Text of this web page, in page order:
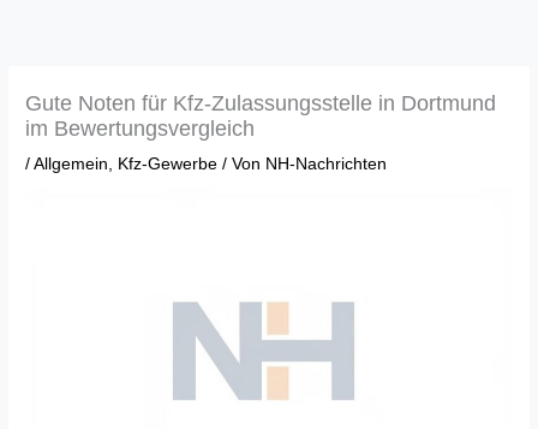
Gute Noten für Kfz-Zulassungsstelle in Dortmund
im Bewertungsvergleich
/Allgemein, Kfz-Gewerbe / Von NH-Nachrichten